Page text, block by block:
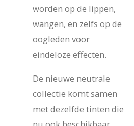
worden op de lippen,
wangen, en zelfs op de
oogleden voor
eindeloze effecten.
De nieuwe neutrale
collectie komt samen
met dezelfde tinten die